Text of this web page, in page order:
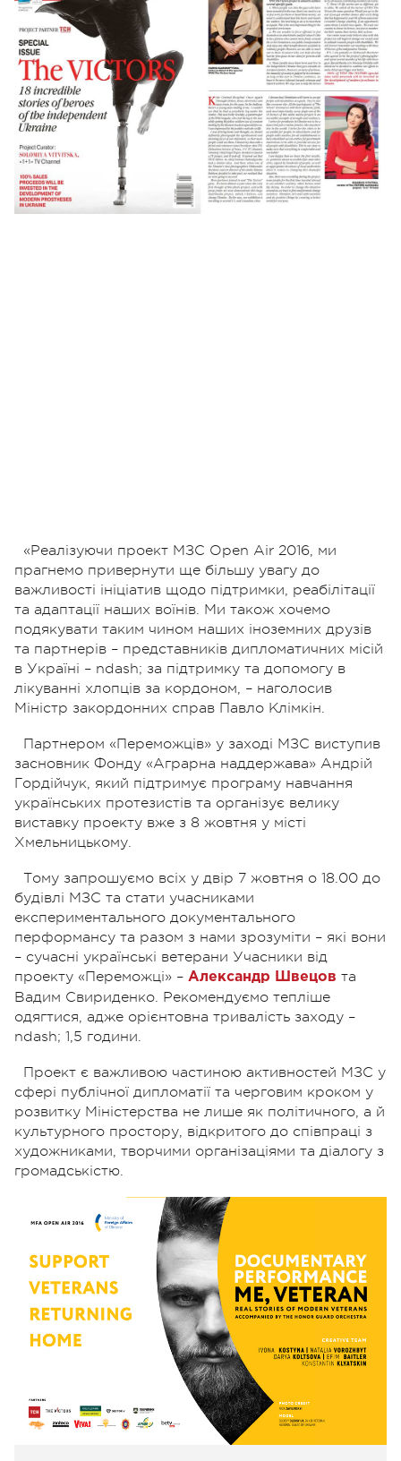
«Реалізуючи проект МЗС Open Air 2016, ми
прагнемо привернути ще більшу увагу до
важливості ініціатив щодо підтримки, реабілітації
та адаптації наших воїнів. Ми також хочемо
подякувати таким чином наших іноземних друзів
та партнерів – представників дипломатичних місій
в Україні – ndash; за підтримку та допомогу в
лікуванні хлопців за кордоном, – наголосив
Міністр закордонних справ Павло Клімкін.
Партнером «Переможців» у заході МЗС виступив
засновник Фонду «Аграрна наддержава» Андрій
Гордійчук, який підтримує програму навчання
українських протезистів та організує велику
виставку проекту вже з 8 жовтня у місті
Хмельницькому.
Тому запрошуємо всіх у двір 7 жовтня о 18.00 до
будівлі МЗС та стати учасниками
експериментального документального
перформансу та разом з нами зрозуміти – які вони
– сучасні українські ветерани Учасники від
проекту «Переможці» – Александр Швецов та
Вадим Свириденко. Рекомендуємо тепліше
одягтися, адже орієнтовна тривалість заходу –
ndash; 1,5 години.
Проект є важливою частиною активностей МЗС у
сфері публічної дипломатії та черговим кроком у
розвитку Міністерства не лише як політичного, а й
культурного простору, відкритого до співпраці з
художниками, творчими організаціями та діалогу з
громадськістю.